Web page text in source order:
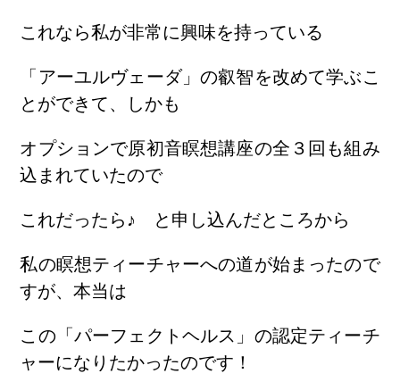
これなら私が非常に興味を持っている
「アーユルヴェーダ」の叡智を改めて学ぶこ
とができて、しかも
オプションで原初音瞑想講座の全３回も組み
込まれていたので
これだったら♪ と申し込んだところから
私の瞑想ティーチャーへの道が始まったので
すが、本当は
この「パーフェクトヘルス」の認定ティーチ
ャーになりたかったのです！